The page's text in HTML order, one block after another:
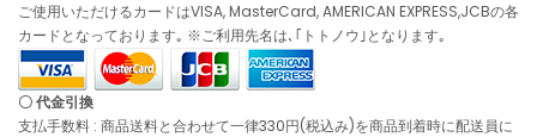
ご使用いただけるカードはVISA, MasterCard, AMERICAN EXPRESS,JCBの各
カードとなっております｡ ※ご利用先名は､｢トトノウ｣となります｡
〇 代金引換
支払手数料 : 商品送料と合わせて一律330円(税込み)を商品到着時に配送員に